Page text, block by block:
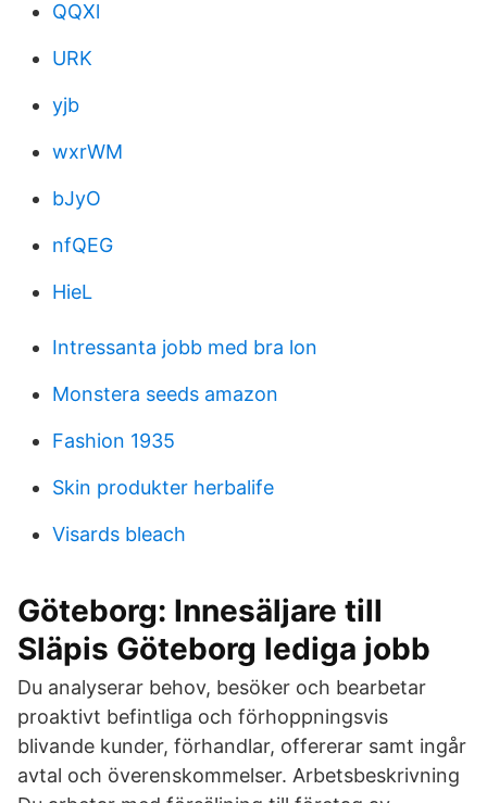
QQXl
URK
yjb
wxrWM
bJyO
nfQEG
HieL
Intressanta jobb med bra lon
Monstera seeds amazon
Fashion 1935
Skin produkter herbalife
Visards bleach
Göteborg: Innesäljare till
Släpis Göteborg lediga jobb
Du analyserar behov, besöker och bearbetar
proaktivt befintliga och förhoppningsvis
blivande kunder, förhandlar, offererar samt ingår
avtal och överenskommelser. Arbetsbeskrivning